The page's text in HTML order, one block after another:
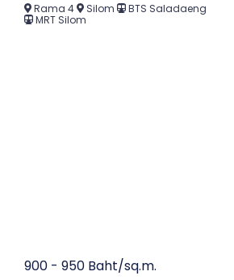
Rama 4 Silom
BTS Saladaeng
MRT Silom
900 - 950 Baht/sq.m.